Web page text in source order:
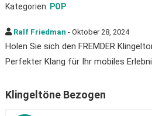
Kategorien: POP
Ralf Friedman - Oktober 28, 2024
Holen Sie sich den FREMDER
Perfekter Klang für Ihr mobiles
Klingeltöne Bezogen